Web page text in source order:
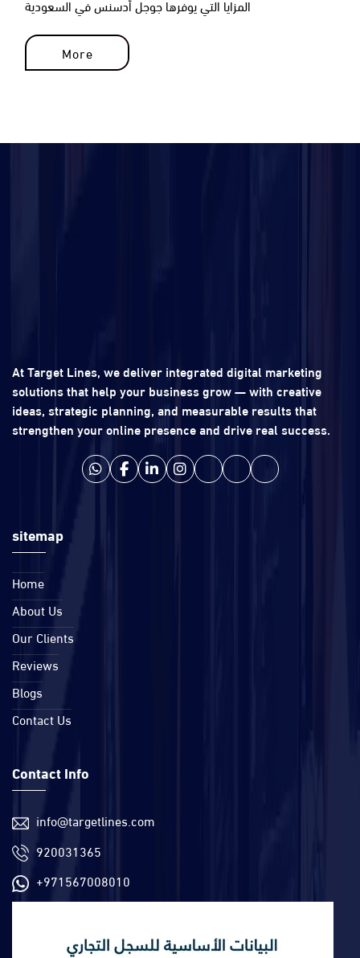
المزايا التي يوفرها جوجل أدسنس في السعودية
More
More
At Target Lines, we deliver integrated digital marketing
solutions that help your business grow — with creative
ideas, strategic planning, and measurable results that
strengthen your online presence and drive real success.
sitemap
Home
About Us
Our Clients
Reviews
Blogs
Contact Us
Contact Info
info@targetlines.com
920031365
+971567008010